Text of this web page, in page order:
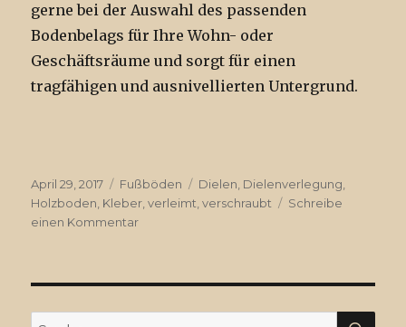
gerne bei der Auswahl des passenden
Bodenbelags für Ihre Wohn- oder
Geschäftsräume und sorgt für einen
tragfähigen und ausnivellierten Untergrund.
Veröffentlicht
am
April 29, 2017 Kategorien
Fußböden Tags
Dielen, Dielenverlegung,
Holzboden, Kleber,verleimt,verschraubt
Schreibe
einen Kommentar